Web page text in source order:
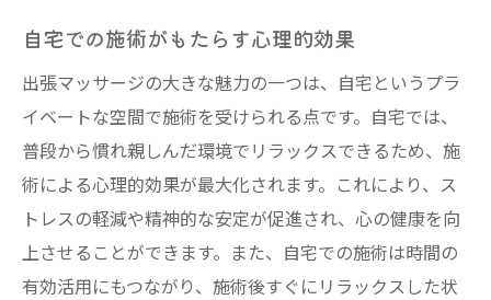
自宅での施術がもたらす心理的効果
出張マッサージの大きな魅力の一つは、自宅というプラ
イベートな空間で施術を受けられる点です。自宅では、
普段から慣れ親しんだ環境でリラックスできるため、施
術による心理的効果が最大化されます。これにより、ス
トレスの軽減や精神的な安定が促進され、心の健康を向
上させることができます。また、自宅での施術は時間の
有効活用にもつながり、施術後すぐにリラックスした状